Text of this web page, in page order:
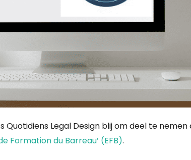
Quotidiens Legal Design blij om deel te nemen
Formation du Barreau’ (EFB).